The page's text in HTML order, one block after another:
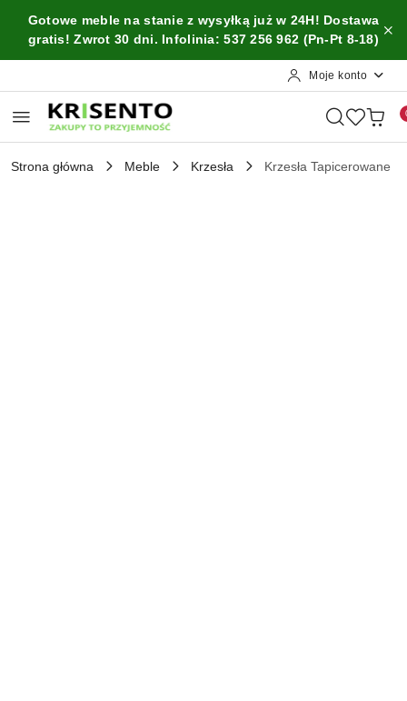
Przejdź do treści głównej
Przejdź do wyszukiwarki
Przejdź do moje konto
Przejdź do menu głównego
Przejdź do opisu produktu
Przejdź do stopki
Gotowe meble na stanie z wysyłką już w 24H! Dostawa
gratis! Zwrot 30 dni. Infolinia: 537 256 962 (Pn-Pt 8-18)
Moje konto
Strona główna Meble Krzesła Krzesła Tapicerowane